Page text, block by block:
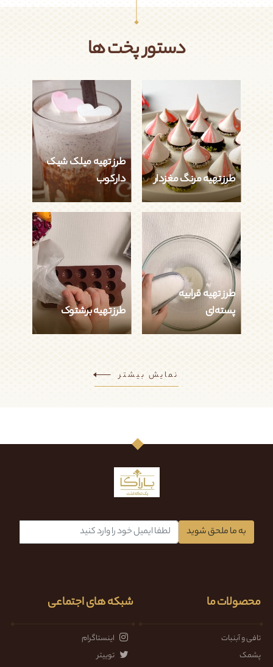
دستور پخت ها
طرز تهیه مرنگ مغزدار
طرز تهیه مرنگ مغزدار
آسان
نمایش جزئیات
طرز تهیه میلک شیک
دارکوب
طرز تهیه میلک شیک
دارکوب
آسان
نمایش جزئیات
طرز تهیه قرابیه
پسته‌ای
طرز تهیه برشتوک
نمایش بیشتر
به ما ملحق شوید
محصولات ما
تافی و آبنبات
پشمک
شبکه های اجتماعی
اینستاگرام
توییتر